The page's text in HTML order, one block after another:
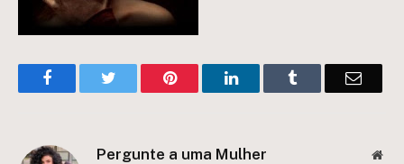
FacebookTwitter Pinterest LinkedInTumblr Email
Pergunte a uma Mulher